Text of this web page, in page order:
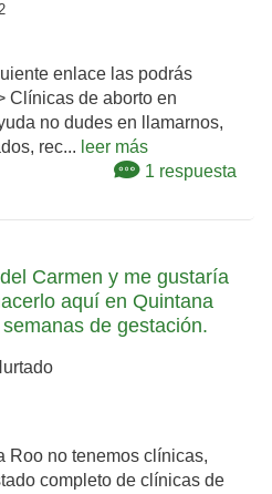
enlace las podrás
Clínicas de aborto en
no dudes en llamarnos,
rec... leer más
1 respuesta
Carmen y me gustaría
aquí en Quintana
de gestación.
Roo no tenemos clínicas,
completo de clínicas de